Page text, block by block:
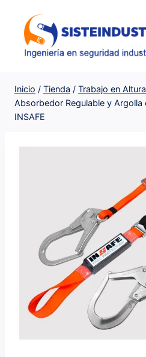
contenido
Inicio / Tienda / Trabajo en
Absorbedor Regulable y Argolla
INSAFE